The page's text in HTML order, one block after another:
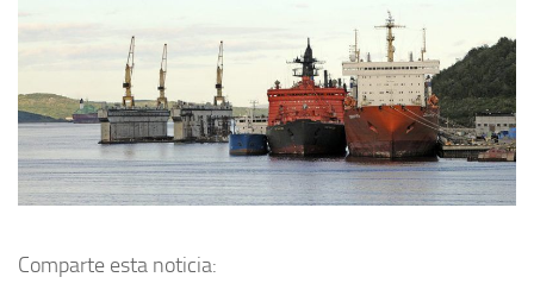
Comparte esta noticia: